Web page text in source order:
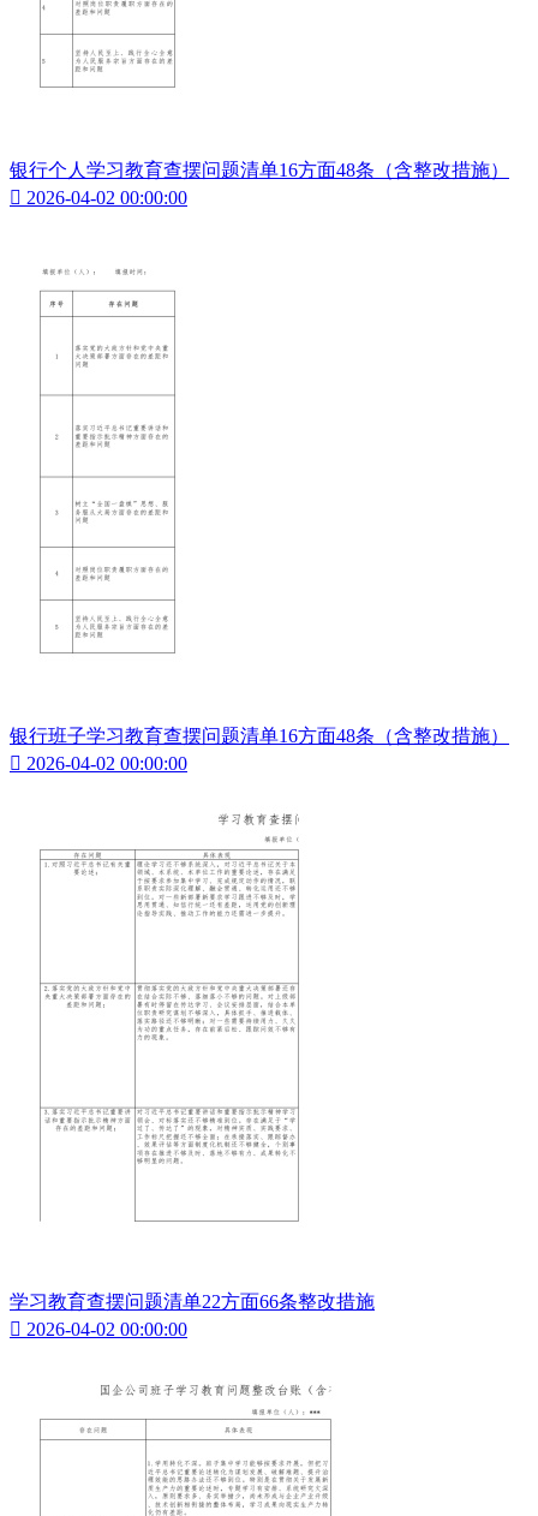
银行个人学习教育查摆问题清单16方面48条（含整改措施）
 2026-04-02 00:00:00
银行班子学习教育查摆问题清单16方面48条（含整改措施）
 2026-04-02 00:00:00
学习教育查摆问题清单22方面66条整改措施
 2026-04-02 00:00:00